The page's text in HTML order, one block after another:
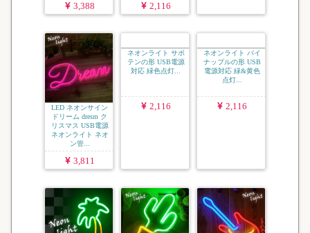
3,388 2,116
LED ネオンサイン
ドリーム dresm ク
リスマス USB電源
ネオンライト ネオ
ン管...
3,811
ネオンライト サボ
ネオンライト パイ